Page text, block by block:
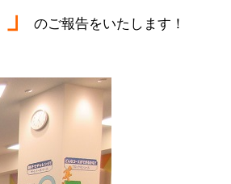
」 のご報告をいたします！